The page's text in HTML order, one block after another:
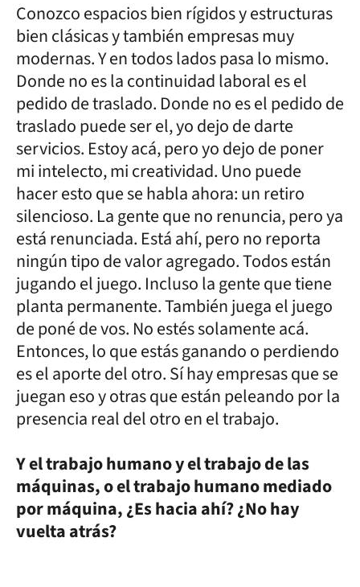
Conozco espacios bien rígidos y estructuras
bien clásicas y también empresas muy
modernas. Y en todos lados pasa lo mismo.
Donde no es la continuidad laboral es el
pedido de traslado. Donde no es el pedido de
traslado puede ser el, yo dejo de darte
servicios. Estoy acá, pero yo dejo de poner
mi intelecto, mi creatividad. Uno puede
hacer esto que se habla ahora: un retiro
silencioso. La gente que no renuncia, pero ya
está renunciada. Está ahí, pero no reporta
ningún tipo de valor agregado. Todos están
jugando el juego. Incluso la gente que tiene
planta permanente. También juega el juego
de poné de vos. No estés solamente acá.
Entonces, lo que estás ganando o perdiendo
es el aporte del otro. Sí hay empresas que se
juegan eso y otras que están peleando por la
presencia real del otro en el trabajo.
Y el trabajo humano y el trabajo de las
máquinas, o el trabajo humano mediado
por máquina, ¿Es hacia ahí? ¿No hay
vuelta atrás?